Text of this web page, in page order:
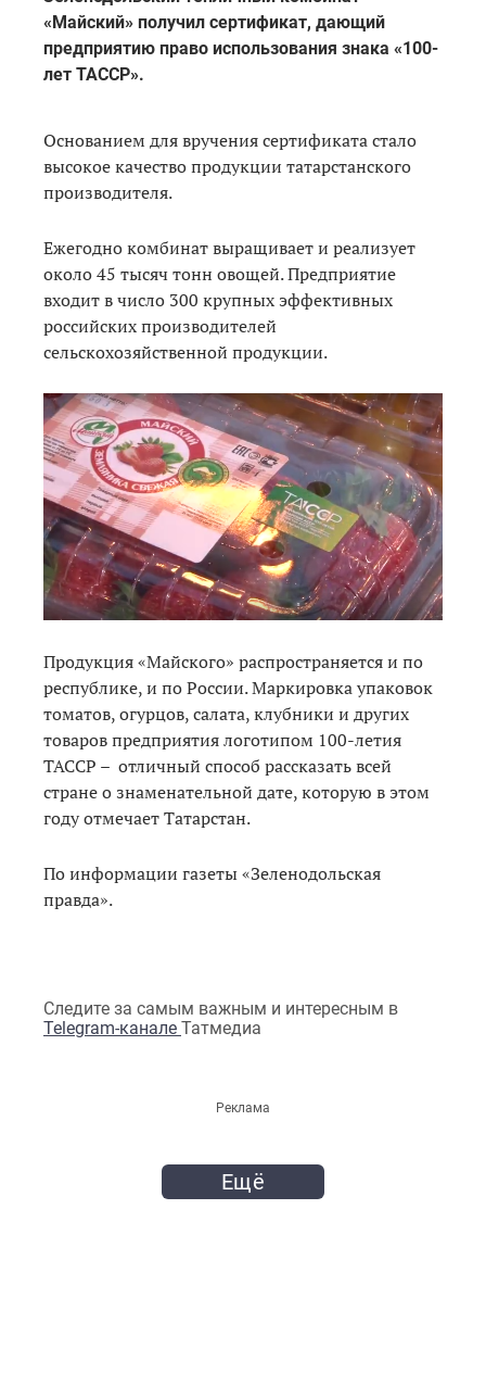
«Майский» получил сертификат, дающий
предприятию право использования знака «100-
лет ТАССР».
Основанием для вручения сертификата стало
высокое качество продукции татарстанского
производителя.
Ежегодно комбинат выращивает и реализует
около 45 тысяч тонн овощей. Предприятие
входит в число 300 крупных эффективных
российских производителей
сельскохозяйственной продукции.
Продукция «Майского» распространяется и по
республике, и по России. Маркировка упаковок
томатов, огурцов, салата, клубники и других
товаров предприятия логотипом 100-летия
ТАССР – отличный способ рассказать всей
стране о знаменательной дате, которую в этом
году отмечает Татарстан.
По информации газеты «Зеленодольская
правда».
Следите за самым важным и интересным в
Telegram-канале Татмедиа
Реклама
Ещё